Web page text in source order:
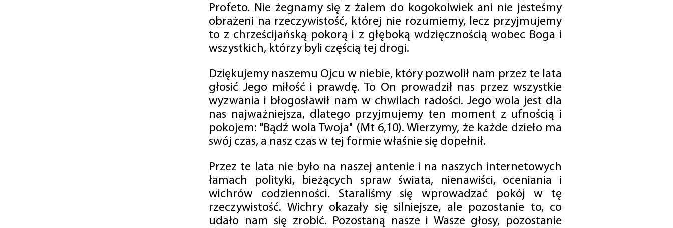
Profeto. Nie żegnamy się z żalem do kogokolwiek ani nie jesteśmy
obrażeni na rzeczywistość, której nie rozumiemy, lecz przyjmujemy
to z chrześcijańską pokorą i z głęboką wdzięcznością wobec Boga i
wszystkich, którzy byli częścią tej drogi.
Dziękujemy naszemu Ojcu w niebie, który pozwolił nam przez te lata
głosić Jego miłość i prawdę. To On prowadził nas przez wszystkie
wyzwania i błogosławił nam w chwilach radości. Jego wola jest dla
nas najważniejsza, dlatego przyjmujemy ten moment z ufnością i
pokojem: "Bądź wola Twoja" (Mt 6,10). Wierzymy, że każde dzieło ma
swój czas, a nasz czas w tej formie właśnie się dopełnił.
Przez te lata nie było na naszej antenie i na naszych internetowych
łamach polityki, bieżących spraw świata, nienawiści, oceniania i
wichrów codzienności. Staraliśmy się wprowadzać pokój w tę
rzeczywistość. Wichry okazały się silniejsze, ale pozostanie to, co
udało nam się zrobić. Pozostaną nasze i Wasze głosy, pozostanie